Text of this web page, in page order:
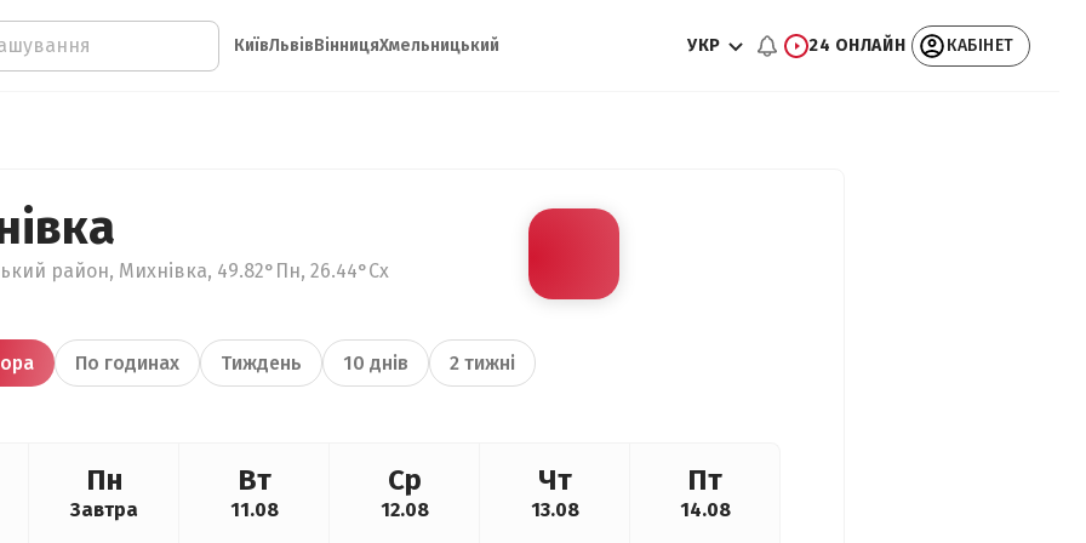
КиївЛьвівВінницяХмельницький УКР 24 ОНЛАЙН КАБІНЕТ
район, Михнівка, 49.82°Пн, 26.44°Сх
По годинах Тиждень 10 днів 2 тижні
Пн
Завтра
Вт
11.08
Ср
12.08
Чт
13.08
Пт
14.08